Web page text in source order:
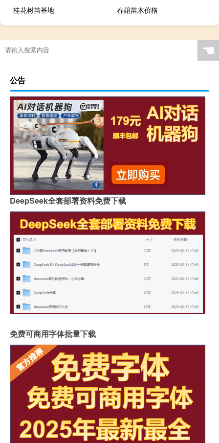
桂花树苗基地 春娟苗木价格
☚
公告
DeepSeek全套部署资料免费下载
免费可商用字体批量下载